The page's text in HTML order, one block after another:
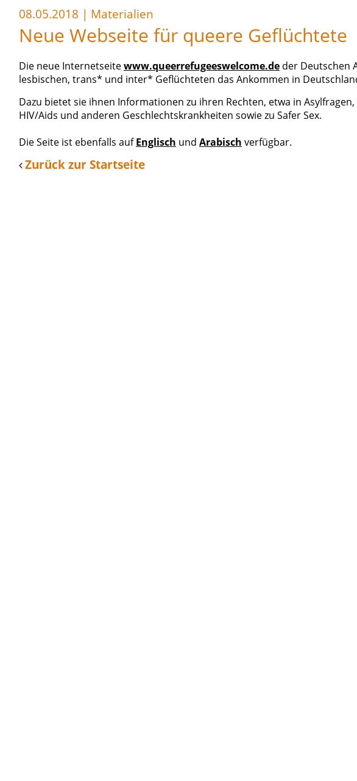
08.05.2018 | Materialien
Neue Webseite für queere Geflüchtete
Die neue Internetseitewww.queerrefugeeswelcome.de der Deutschen
lesbischen, trans* und inter* Geflüchteten das Ankommen in
Dazu bietet sie ihnen Informationen zu ihren Rechten, etwa in
HIV/Aids und anderen Geschlechtskrankheiten sowie zu Safer Sex.
Die Seite ist ebenfalls aufEnglisch und Arabisch verfügbar.
Zurück zur Startseite